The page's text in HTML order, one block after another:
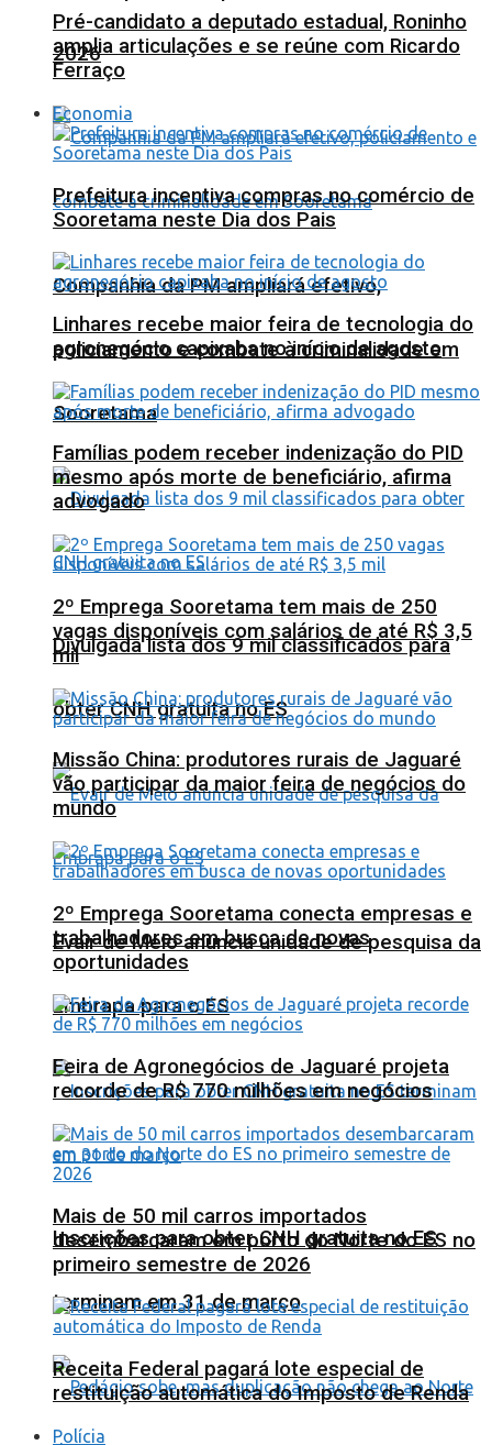
2026
Companhia da PM ampliará efetivo,
policiamento e combate à criminalidade em
Sooretama
Divulgada lista dos 9 mil classificados para
obter CNH gratuita no ES
Evair de Melo anuncia unidade de pesquisa da
Embrapa para o ES
Inscrições para obter CNH gratuita no ES
terminam em 31 de março
Pré-candidato a deputado estadual, Roninho
amplia articulações e se reúne com Ricardo
Ferraço
Economia
Prefeitura incentiva compras no comércio de
Sooretama neste Dia dos Pais
Linhares recebe maior feira de tecnologia do
agronegócio capixaba no início de agosto
Famílias podem receber indenização do PID
mesmo após morte de beneficiário, afirma
advogado
2º Emprega Sooretama tem mais de 250
vagas disponíveis com salários de até R$ 3,5
mil
Missão China: produtores rurais de Jaguaré
vão participar da maior feira de negócios do
mundo
2º Emprega Sooretama conecta empresas e
trabalhadores em busca de novas
oportunidades
Feira de Agronegócios de Jaguaré projeta
recorde de R$ 770 milhões em negócios
Mais de 50 mil carros importados
desembarcaram em porto do Norte do ES no
primeiro semestre de 2026
Receita Federal pagará lote especial de
restituição automática do Imposto de Renda
Polícia